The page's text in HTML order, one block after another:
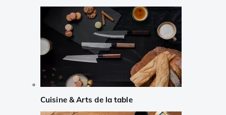
Cuisine & Arts de la table